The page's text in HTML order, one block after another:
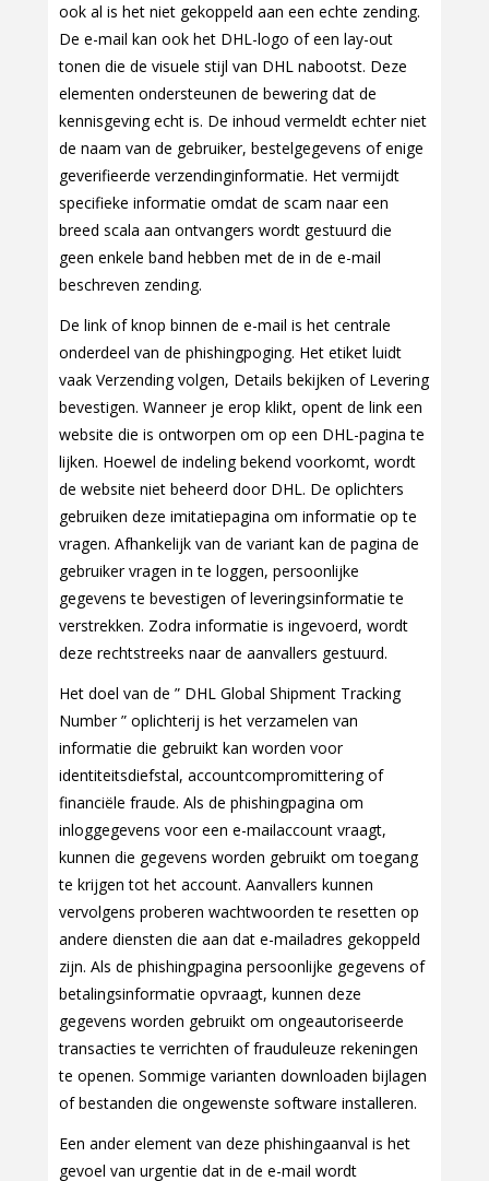
ook al is het niet gekoppeld aan een echte zending.
De e-mail kan ook het DHL-logo of een lay-out
tonen die de visuele stijl van DHL nabootst. Deze
elementen ondersteunen de bewering dat de
kennisgeving echt is. De inhoud vermeldt echter niet
de naam van de gebruiker, bestelgegevens of enige
geverifieerde verzendinginformatie. Het vermijdt
specifieke informatie omdat de scam naar een
breed scala aan ontvangers wordt gestuurd die
geen enkele band hebben met de in de e-mail
beschreven zending.
De link of knop binnen de e-mail is het centrale
onderdeel van de phishingpoging. Het etiket luidt
vaak Verzending volgen, Details bekijken of Levering
bevestigen. Wanneer je erop klikt, opent de link een
website die is ontworpen om op een DHL-pagina te
lijken. Hoewel de indeling bekend voorkomt, wordt
de website niet beheerd door DHL. De oplichters
gebruiken deze imitatiepagina om informatie op te
vragen. Afhankelijk van de variant kan de pagina de
gebruiker vragen in te loggen, persoonlijke
gegevens te bevestigen of leveringsinformatie te
verstrekken. Zodra informatie is ingevoerd, wordt
deze rechtstreeks naar de aanvallers gestuurd.
Het doel van de ” DHL Global Shipment Tracking
Number ” oplichterij is het verzamelen van
informatie die gebruikt kan worden voor
identiteitsdiefstal, accountcompromittering of
financiële fraude. Als de phishingpagina om
inloggegevens voor een e-mailaccount vraagt,
kunnen die gegevens worden gebruikt om toegang
te krijgen tot het account. Aanvallers kunnen
vervolgens proberen wachtwoorden te resetten op
andere diensten die aan dat e-mailadres gekoppeld
zijn. Als de phishingpagina persoonlijke gegevens of
betalingsinformatie opvraagt, kunnen deze
gegevens worden gebruikt om ongeautoriseerde
transacties te verrichten of frauduleuze rekeningen
te openen. Sommige varianten downloaden bijlagen
of bestanden die ongewenste software installeren.
Een ander element van deze phishingaanval is het
gevoel van urgentie dat in de e-mail wordt